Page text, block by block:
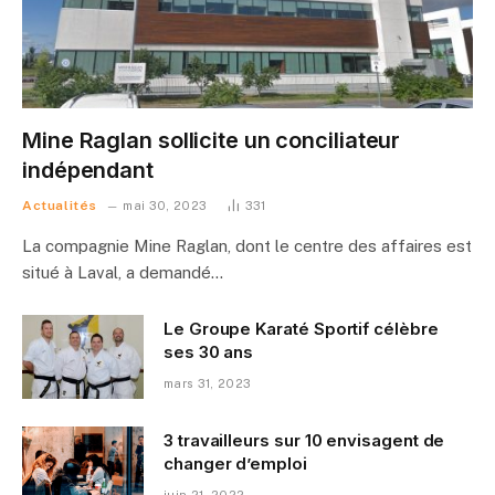
Mine Raglan sollicite un conciliateur
indépendant
Actualités mai 30, 2023 331
La compagnie Mine Raglan, dont le centre des affaires est
situé à Laval, a demandé…
Le Groupe Karaté Sportif célèbre
ses 30 ans
mars 31, 2023
3 travailleurs sur 10 envisagent de
changer d’emploi